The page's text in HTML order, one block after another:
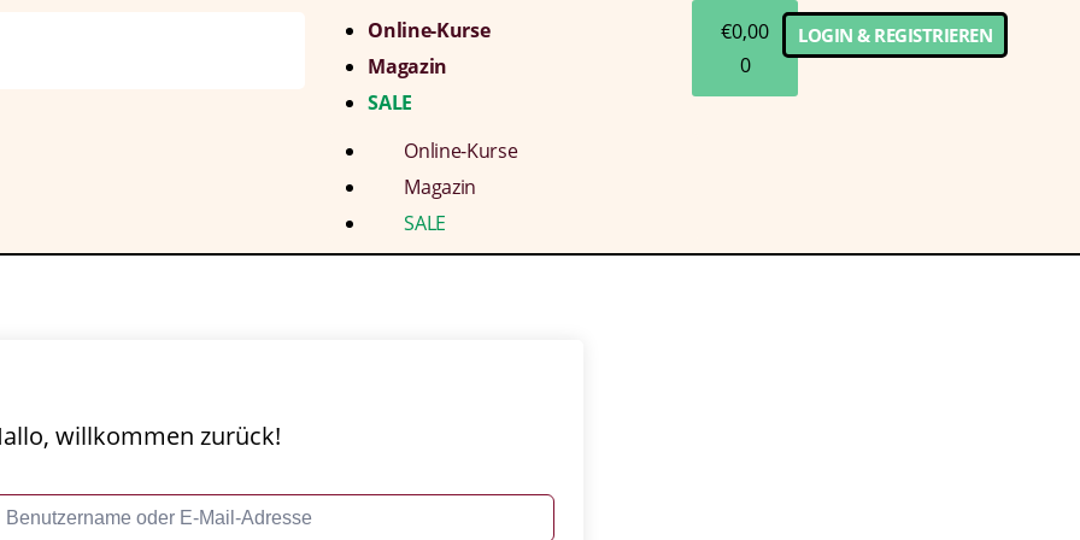
Online-Kurse
Magazin
SALE
Online-Kurse
Magazin
SALE
€0,00
0
LOGIN & REGISTRIEREN
willkommen zurück!